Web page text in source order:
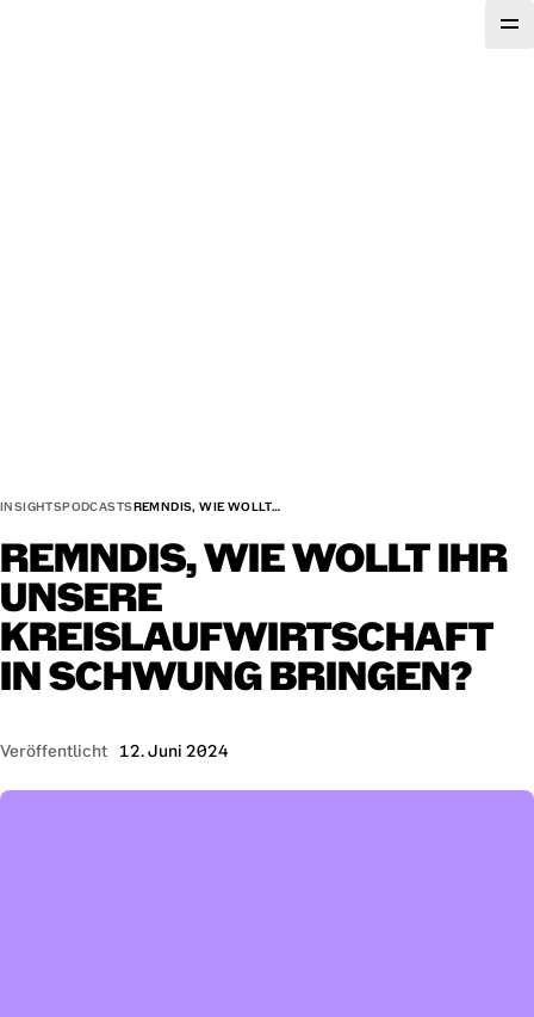
INSIGHTSPODCASTSREMNDIS, WIE WOLLT…
REMNDIS,WIEWOLLTIHR
UNSERE
KREISLAUFWIRTSCHAFT
INSCHWUNGBRINGEN?
Veröffentlicht 12. Juni 2024